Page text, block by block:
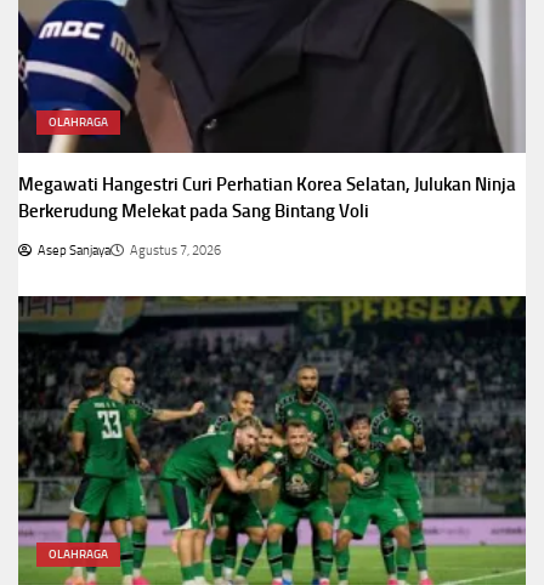
OLAHRAGA
Megawati Hangestri Curi Perhatian Korea Selatan, Julukan Ninja
Berkerudung Melekat pada Sang Bintang Voli
Asep Sanjaya Agustus 7, 2026
OLAHRAGA